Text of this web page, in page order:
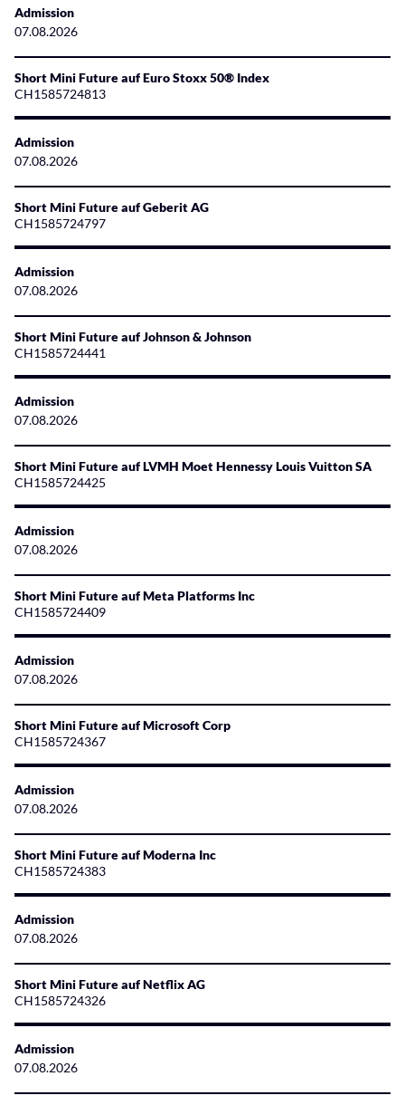
Admission
07.08.2026
Short Mini Future auf Euro Stoxx 50® Index
CH1585724813
Admission
07.08.2026
Short Mini Future auf Geberit AG
CH1585724797
Admission
07.08.2026
Short Mini Future auf Johnson & Johnson
CH1585724441
Admission
07.08.2026
Short Mini Future auf LVMH Moet Hennessy Louis Vuitton SA
CH1585724425
Admission
07.08.2026
Short Mini Future auf Meta Platforms Inc
CH1585724409
Admission
07.08.2026
Short Mini Future auf Microsoft Corp
CH1585724367
Admission
07.08.2026
Short Mini Future auf Moderna Inc
CH1585724383
Admission
07.08.2026
Short Mini Future auf Netflix AG
CH1585724326
Admission
07.08.2026